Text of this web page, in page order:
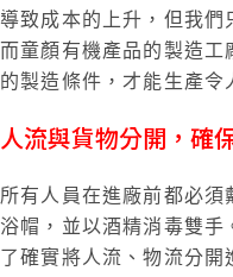
導致成本的上升，但我們
而童顏有機產品的製造
的製造條件，才能生產令
人流與貨物分開，確
所有人員在進廠前都必須
浴帽，並以酒精消毒雙手
了確實將人流、物流分